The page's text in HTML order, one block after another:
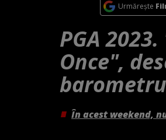
Urmărește
PGA
Once",
În acest weekend,